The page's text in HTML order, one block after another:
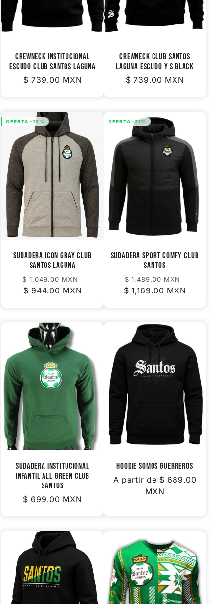
CREWNECK INSTITUCIONAL
ESCUDO CLUB SANTOS LAGUNA
Precio
$ 739.00 MXN
CREWNECK CLUB SANTOS
LAGUNA ESCUDO Y S BLACK
Precio
$ 739.00 MXN
Sudadera Icon Gray Club
Santos Laguna
Precio
habitual
$ 1,049.00 MXN
$ 944.00 MXN
OFERTA -10%
SUDADERA SPORT COMFY CLUB
SANTOS
Precio
habitual
$ 1,489.00 MXN
de
$ 1,169.00 MXN
OFERTA -21%
SUDADERA INSTITUCIONAL
INFANTIL ALL GREEN CLUB
SANTOS
Precio
$ 699.00 MXN
HOODIE SOMOS GUERREROS
Precio
A partir de $ 689.00
MXN